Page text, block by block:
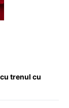
trenul cu